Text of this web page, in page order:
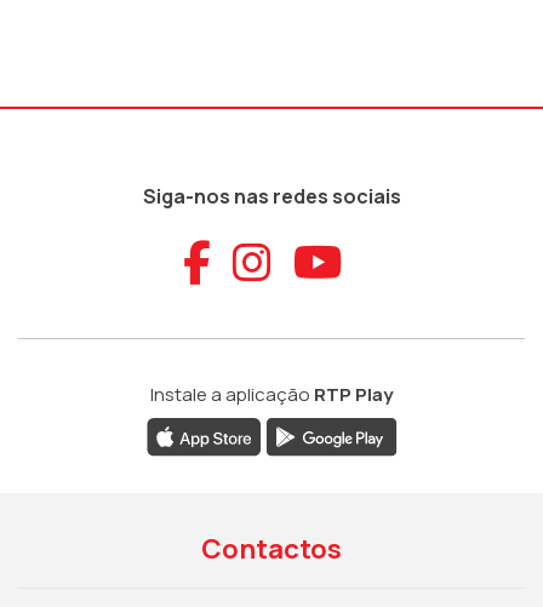
Siga-nos nas redes sociais
Aceder ao
Aceder ao
Aceder
Instale a aplicação RTP Play
Contactos